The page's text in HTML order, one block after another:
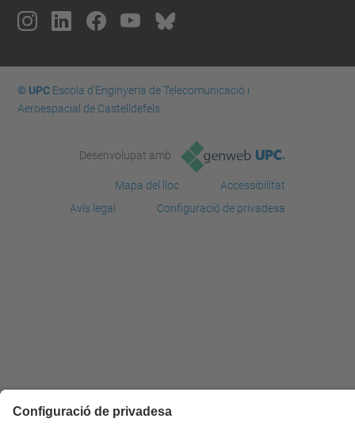
© UPCEscola d'Enginyeria de Telecomunicació i
Aeroespacial de Castelldefels
Desenvolupat amb
Mapa del lloc
Accessibilitat
Avís legal
Configuració de privadesa